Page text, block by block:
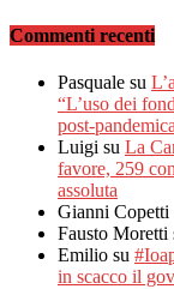
Commenti recenti
Pasquale su
“L’uso dei
post-
Luigi su La
favore, 259
assoluta
Gianni Copetti
Fausto Moretti
Emilio su
in scacco il